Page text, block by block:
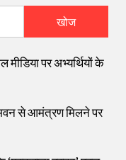
खोज
मीडिया पर अभ्यर्थियों के
भवन से आमंत्रण मिलने पर